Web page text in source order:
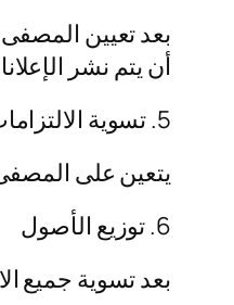
بعد تعيين
أن يتم نشر
5. تسوية الالتزامات
يتعين على
6. توزيع الأصول
بعد تسوية جميع